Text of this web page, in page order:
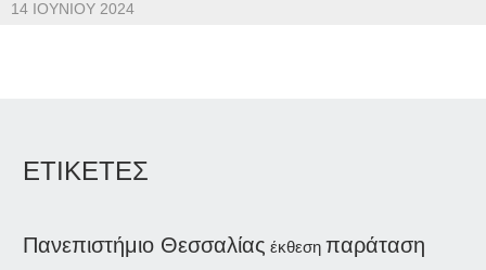
14 ΙΟΥΝΊΟΥ 2024
ΕΤΙΚΕΤΕΣ
Πανεπιστήμιο Θεσσαλίας έκθεση παράταση